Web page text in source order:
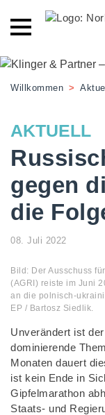
Willkommen > Aktuell
AKTUELL
gegen
die
08. Juli 2022
Bild: Der Ausschuss
(AGRI) reiste im Juni
an die polnisch-
EP / Bartosz Siedlik.
Unverändert ist
dominierende
Monaten dauert
ist kein Ende in
Gipfelmarathon
Staats- und